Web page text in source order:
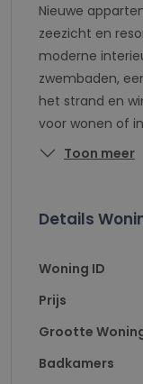
Nieuwe
zeezicht en
moderne
zwembaden,
het strand en
voor wonen of
Toon meer
Details
Woning ID
Prijs
Grootte
Badkamers